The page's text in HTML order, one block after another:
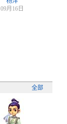
09月16日
全部